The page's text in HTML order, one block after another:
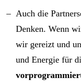
Auch die
Denken. Wenn
wir gereizt und
und Energie für